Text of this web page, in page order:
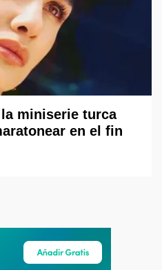
miniserie turca
en el fin